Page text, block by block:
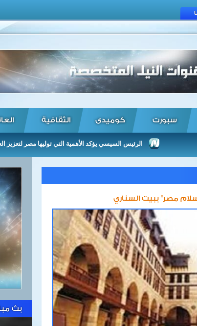
سبورت كوميدى الثقافية
الرئيس السيسي يؤكد الأهمية التي توليها مصر لتعزيز
مصر" ببيت السناري
بث